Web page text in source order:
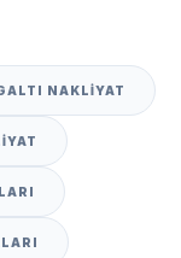
NAKLIYAT